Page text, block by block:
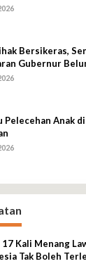
Bersikeras,
Gubernur
Pelecehan Anak
Kali Menang
Tak Boleh